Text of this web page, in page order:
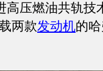
高压燃油共轨技
两款发动机的